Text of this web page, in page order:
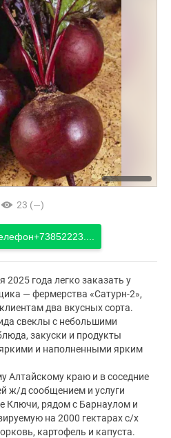
23 (—)
+73852223....
года легко заказать у
— фермерства «Сатурн-2»,
два вкусных сорта.
свеклы с небольшими
закуски и продукты
и наполненными ярким
Алтайскому краю и в соседние
ж/д сообщением и услуги
Ключи, рядом с Барнаулом и
на 2000 гектарах с/х
картофель и капуста.